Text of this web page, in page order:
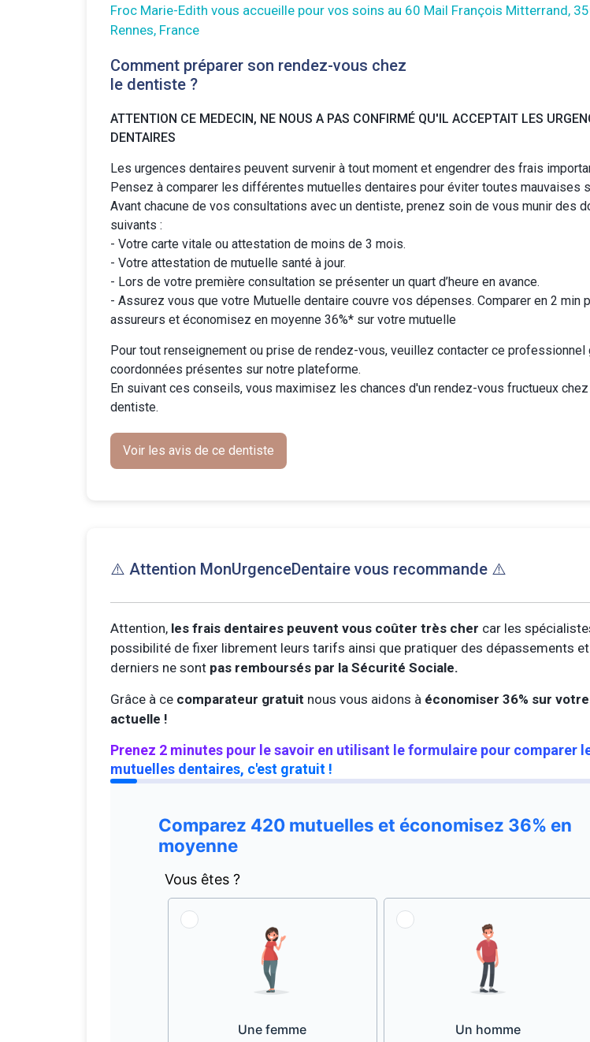
Froc Marie-Edith vous accueille pour vos soins au 60 Mail François Mitterrand,
Rennes, France
Comment préparer son rendez-vous chez
le dentiste ?
ATTENTION CE MEDECIN, NE NOUS A PAS CONFIRMÉ QU'IL ACCEPTAIT LES
DENTAIRES
Les urgences dentaires peuvent survenir à tout moment et engendrer des frais
Pensez à comparer les différentes mutuelles dentaires pour éviter toutes mauvaises
Avant chacune de vos consultations avec un dentiste, prenez soin de vous munir des
suivants :
- Votre carte vitale ou attestation de moins de 3 mois.
- Votre attestation de mutuelle santé à jour.
- Lors de votre première consultation se présenter un quart d’heure en avance.
- Assurez vous que votre Mutuelle dentairecouvre vos dépenses. Comparer en 2 min
assureurs et économisez en moyenne 36%* sur votre mutuelle
Pour tout renseignement ou prise de rendez-vous, veuillez contacter ce professionnel
coordonnées présentes sur notre plateforme.
En suivant ces conseils, vous maximisez les chances d'un rendez-vous fructueux
dentiste.
Voir les avis de ce dentiste
⚠️ Attention MonUrgenceDentaire vous recommande ⚠️
Attention, les frais dentaires peuvent vous coûter très cher car les
possibilité de fixer librement leurs tarifs ainsi que pratiquer des dépassements
derniers ne sont pas remboursés par la Sécurité Sociale.
Grâce à ce comparateur gratuit nous vous aidons à économiser 36% sur
actuelle !
Prenez 2 minutes pour le savoir en utilisant le formulaire pour comparer
mutuelles dentaires, c'est gratuit !